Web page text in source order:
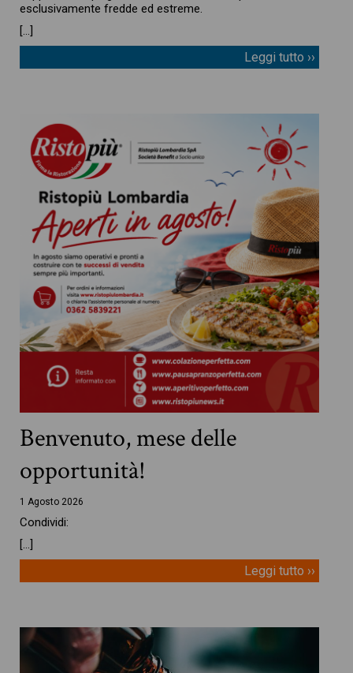
esclusivamente fredde ed estreme.
[…]
Leggi tutto ››
Benvenuto, mese delle
opportunità!
1 Agosto 2026
Condividi:
[…]
Leggi tutto ››